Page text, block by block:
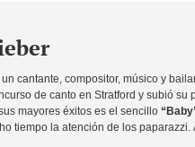
un cantante, compositor, músico y
de canto en Stratford y subió
mayores éxitos es el sencillo
tiempo la atención de los paparazzi.